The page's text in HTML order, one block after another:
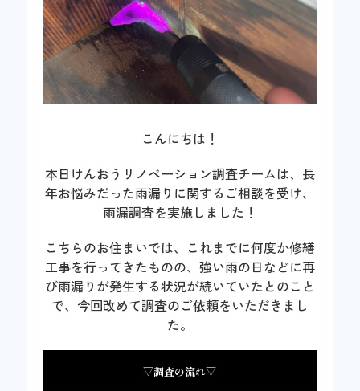
こんにちは！
本日けんおうリノベーション調査チームは、長
年お悩みだった雨漏りに関するご相談を受け、
雨漏調査を実施しました！
こちらのお住まいでは、これまでに何度か修繕
工事を行ってきたものの、強い雨の日などに再
び雨漏りが発生する状況が続いていたとのこと
で、今回改めて調査のご依頼をいただきまし
た。
▽調査の流れ▽